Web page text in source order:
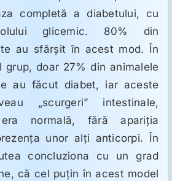
completă a diabetului, cu
glicemic. 80% din
au sfârşit în acest mod. În
grup, doar 27% din animalele
au făcut diabet, iar aceste
„scurgeri” intestinale,
era normală, fără apariţia
unor alţi anticorpi. În
concluziona cu un grad
că cel puţin în acest model